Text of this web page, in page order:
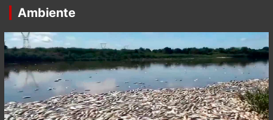
Ambiente